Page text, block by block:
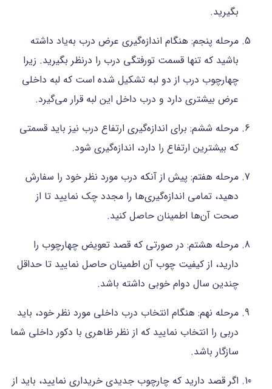
بگیرید.
مرحله پنجم: هنگام اندازه‌گیری عرض درب به‌یاد داشته
باشید که تنها قسمت تورفتگی درب را درنظر بگیرید. زیرا
چهارچوب درب از دو لبه تشکیل شده است که لبه داخلی
عرض بیشتری دارد و درب داخل این لبه قرار می‌گیرد.
مرحله ششم: برای اندازه‌گیری ارتفاع درب نیز باید قسمتی
که بیشترین ارتفاع را دارد، اندازه‌گیری شود.
مرحله هفتم: پیش از آنکه درب مورد نظر خود را سفارش
دهید، تمامی اندازه‌گیری‌ها را مجدد چک نمایید تا از
صحت آن‌ها اطمینان حاصل کنید.
مرحله هشتم: در صورتی که قصد تعویض چهارچوب را
دارید، از کیفیت چوب آن اطمینان حاصل نمایید تا حداقل
چندین سال دوام خوبی داشته باشد.
مرحله نهم: هنگام انتخاب درب داخلی مورد نظر خود، باید
دربی را انتخاب نمایید که از نظر ظاهری با دکور داخلی شما
سازگار باشد.
اگر قصد دارید که چارچوب جدیدی خریداری نمایید، باید از